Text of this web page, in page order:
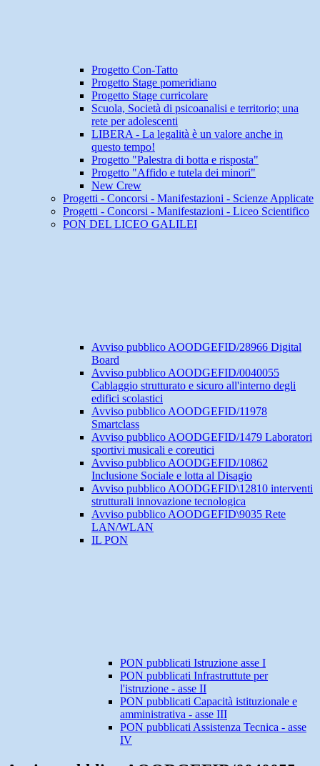
Progetto Con-Tatto
Progetto Stage pomeridiano
Progetto Stage curricolare
Scuola, Società di psicoanalisi e territorio; una
rete per adolescenti
LIBERA - La legalità è un valore anche in
questo tempo!
Progetto "Palestra di botta e risposta"
Progetto "Affido e tutela dei minori"
New Crew
Progetti - Concorsi - Manifestazioni - Scienze Applicate
Progetti - Concorsi - Manifestazioni - Liceo Scientifico
PON DEL LICEO GALILEI
Avviso pubblico AOODGEFID/28966 Digital
Board
Avviso pubblico AOODGEFID/0040055
Cablaggio strutturato e sicuro all'interno degli
edifici scolastici
Avviso pubblico AOODGEFID/11978
Smartclass
Avviso pubblico AOODGEFID/1479 Laboratori
sportivi musicali e coreutici
Avviso pubblico AOODGEFID/10862
Inclusione Sociale e lotta al Disagio
Avviso pubblico AOODGEFID\12810 interventi
strutturali innovazione tecnologica
Avviso pubblico AOODGEFID\9035 Rete
LAN/WLAN
IL PON
PON pubblicati Istruzione asse I
PON pubblicati Infrastruttute per
l'istruzione - asse II
PON pubblicati Capacità istituzionale e
amministrativa - asse III
PON pubblicati Assistenza Tecnica - asse
IV